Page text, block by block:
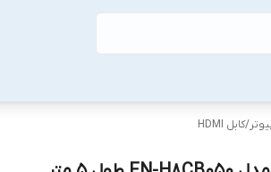
/کابل HDMI